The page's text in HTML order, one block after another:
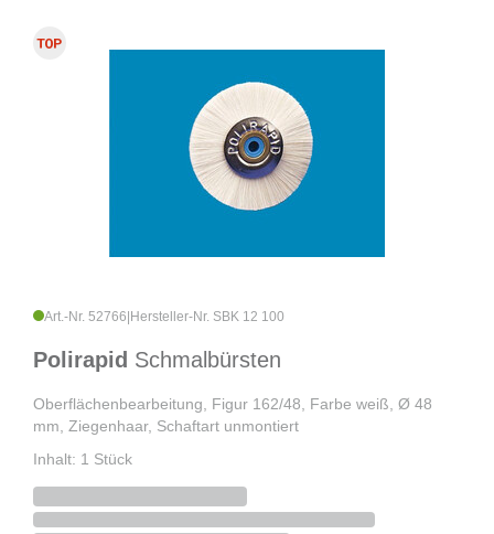
Art.-Nr. 52766 Hersteller-Nr. SBK 12 100
Polirapid Schmalbürsten
Oberflächenbearbeitung, Figur 162/48, Farbe weiß, Ø 48
mm, Ziegenhaar, Schaftart unmontiert
Inhalt: 1 Stück